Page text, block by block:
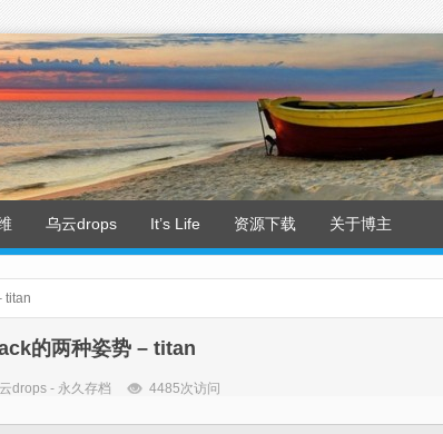
乌云drops It’s Life 资源下载 关于博主
titan
的两种姿势 – titan
drops - 永久存档 4485次访问